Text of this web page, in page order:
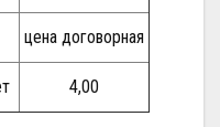
цена договорная
4,00